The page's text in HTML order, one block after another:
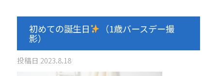
初めての誕生日 （1歳バースデー撮
影）
投稿日 2023.8.18